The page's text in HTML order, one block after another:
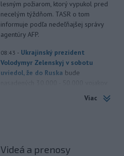
lesným požiarom, ktorý vypukol pred
necelým týždňom. TASR o tom
informuje podľa nedeľňajšej správy
agentúry AFP.
08:43 - Ukrajinský prezident
Volodymyr Zelenskyj v sobotu
uviedol, že do Ruska bude
zo Severnej Kórey. Pchjongjang podľa
jeho slov „študuje túto vojnu“ medzi
08:19 - Pri výbuchu jadrovej bomby v
Viac
Videá a prenosy